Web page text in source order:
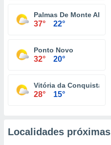
Palmas De Monte Alto
37° 22°
Ponto Novo
32° 20°
Vitória da Conquista
28° 15°
Localidades próximas